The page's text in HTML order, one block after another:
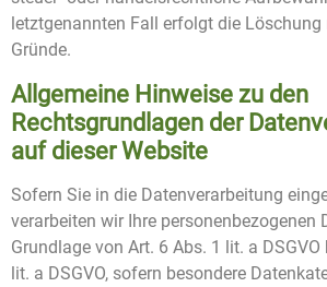
letztgenannten Fall erfolgt die
Gründe.
Allgemeine Hinweise zu den
Rechtsgrundlagen der
auf dieser Website
Sofern Sie in die Datenverarbeitung
verarbeiten wir Ihre personenbezogenen
Grundlage von Art. 6 Abs. 1 lit. a DSGVO
lit. a DSGVO, sofern besondere